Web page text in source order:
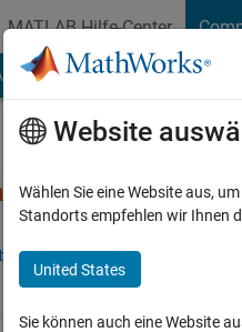
MATLAB Hilfe-Center
File Exchange Cody
Fragen Antworten
these
Banks 3 Jun. 2024
Website
Wählen Sie eine Website aus,
Standorts empfehlen wir Ihnen
United States
Sie können auch eine Website